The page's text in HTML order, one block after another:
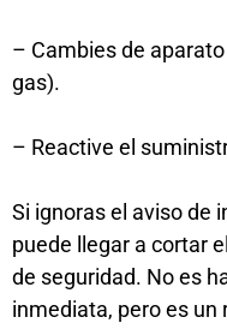
– Cambies de
gas).
– Reactive el
Si ignoras el aviso de
puede llegar a cortar
de seguridad. No es
inmediata, pero es un